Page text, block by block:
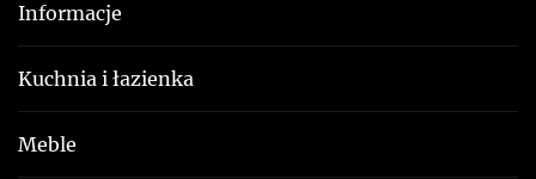
Informacje
Kuchnia i łazienka
Meble